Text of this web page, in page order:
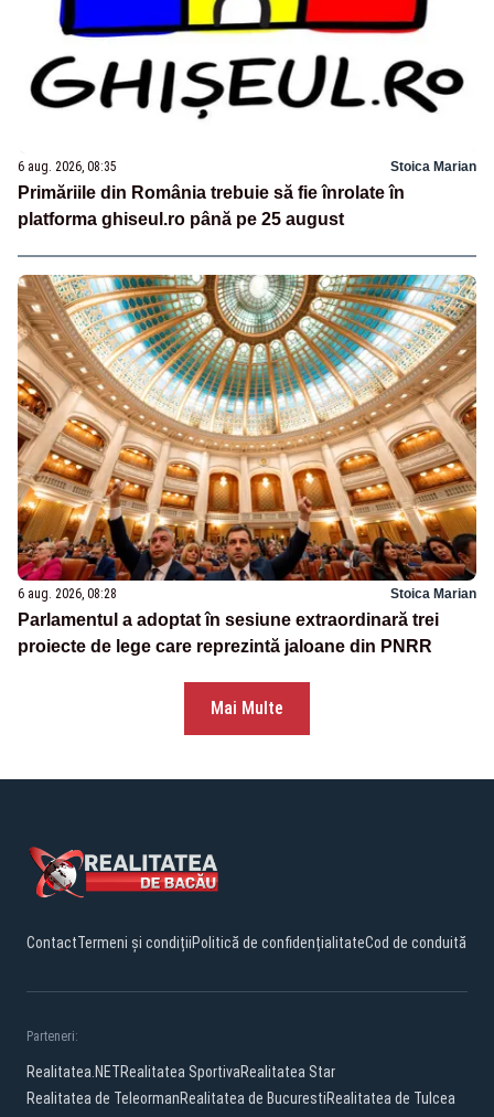
6 aug. 2026, 08:35 Stoica Marian
Primăriile din România trebuie să fie înrolate în
platforma ghiseul.ro până pe 25 august
6 aug. 2026, 08:28 Stoica Marian
Parlamentul a adoptat în sesiune extraordinară trei
proiecte de lege care reprezintă jaloane din PNRR
Mai Multe
ContactTermeni și condițiiPolitică de confidențialitateCod de conduită
Parteneri:
Realitatea.NETRealitatea SportivaRealitatea Star
Realitatea de TeleormanRealitatea de BucurestiRealitatea de Tulcea